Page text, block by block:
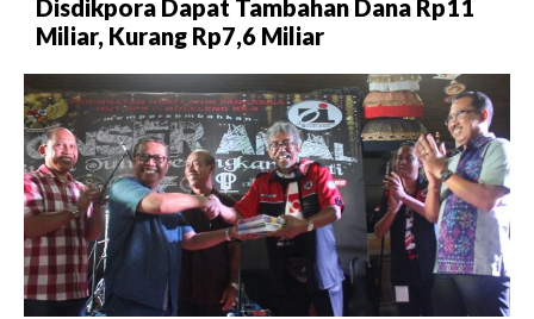
Disdikpora Dapat Tambahan Dana Rp11
Miliar, Kurang Rp7,6 Miliar